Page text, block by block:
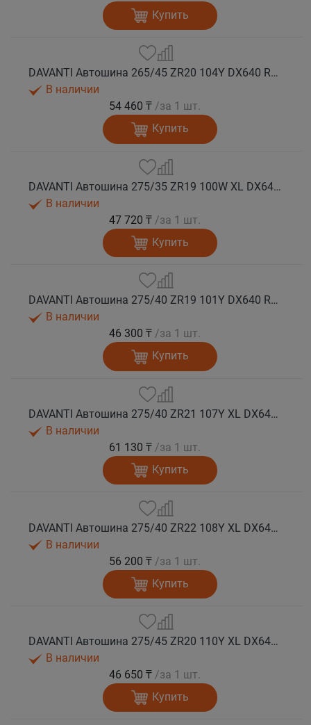
Купить
DAVANTI Автошина 265/45 ZR20 104Y DX640 RPR лето
В наличии
54 460 ₸ /за 1 шт.
Купить
DAVANTI Автошина 275/35 ZR19 100W XL DX640 RPR лето (Таиланд)
В наличии
47 720 ₸ /за 1 шт.
Купить
DAVANTI Автошина 275/40 ZR19 101Y DX640 RPR лето
В наличии
46 300 ₸ /за 1 шт.
Купить
DAVANTI Автошина 275/40 ZR21 107Y XL DX640 RPR лето
В наличии
61 130 ₸ /за 1 шт.
Купить
DAVANTI Автошина 275/40 ZR22 108Y XL DX640 RPR лето
В наличии
56 200 ₸ /за 1 шт.
Купить
DAVANTI Автошина 275/45 ZR20 110Y XL DX640 RPR лето (Таиланд)
В наличии
46 650 ₸ /за 1 шт.
Купить